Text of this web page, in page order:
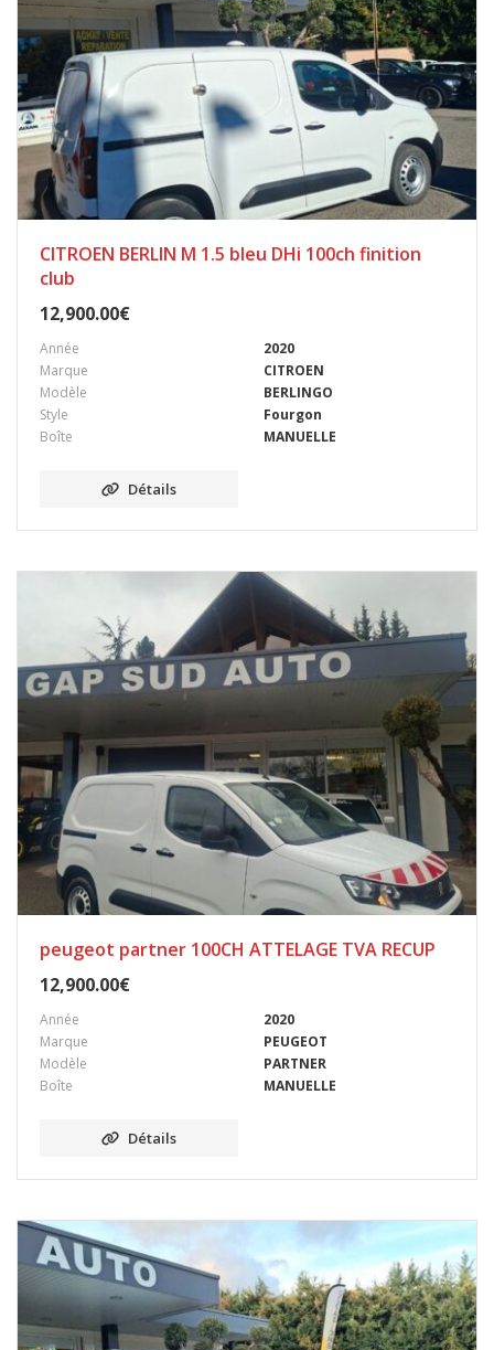
CITROEN BERLIN M 1.5 bleu DHi 100ch finition
club
12,900.00€
Année
2020
Marque
CITROEN
Modèle
BERLINGO
Style
Fourgon
Boîte
MANUELLE
Détails
peugeot partner 100CH ATTELAGE TVA RECUP
12,900.00€
Année
2020
Marque
PEUGEOT
Modèle
PARTNER
Boîte
MANUELLE
Détails